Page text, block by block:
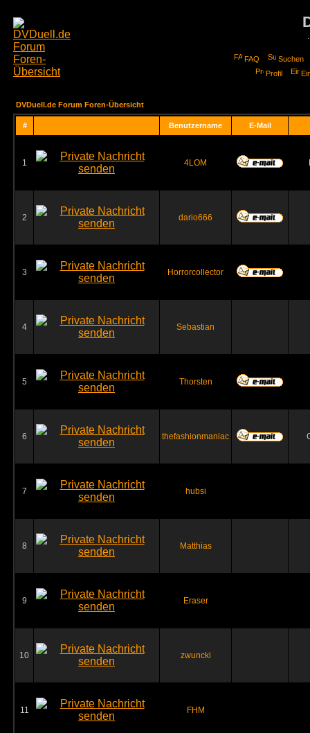
FAQ
Suchen
Profil
DVDuell.de Forum Foren-Übersicht
# Benutzername E-Mail
1 4LOM
2 dario666
3 Horrorcollector
4 Sebastian
5 Thorsten
6 thefashionmaniac
7 hubsi
8 Matthias
9 Eraser
10 zwuncki
11 FHM